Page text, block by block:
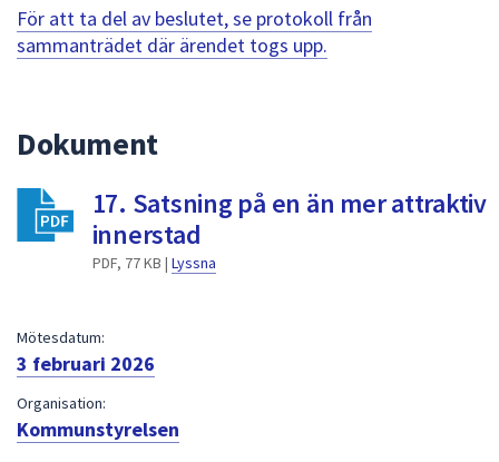
för
att
navigera
för
För att ta del av beslutet, se protokoll från
sammanträdet där ärendet togs upp.
Dokument
17. Satsning på en än mer attraktiv
innerstad
PDF, 77 KB | Lyssna
Mötesdatum:
3 februari 2026
Organisation:
Kommunstyrelsen